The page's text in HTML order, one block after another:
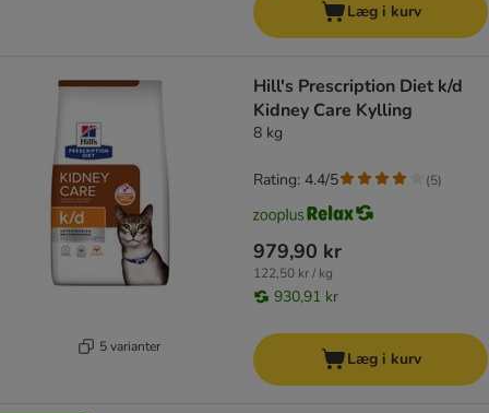
Læg i kurv
5 varianter
Hill's Prescription Diet k/d
Kidney Care Kylling
8 kg
979,90 kr
122,50 kr / kg
930,91 kr
Rating: 4.4/5 (5)
Læg i kurv